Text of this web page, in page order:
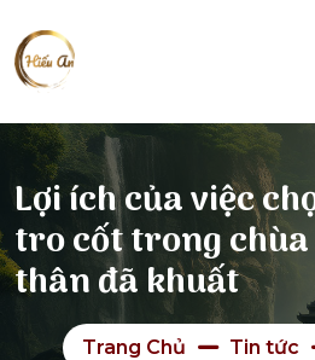
Lợi ích của việc
tro cốt trong
thân đã khuất
Trang Chủ Tin tức